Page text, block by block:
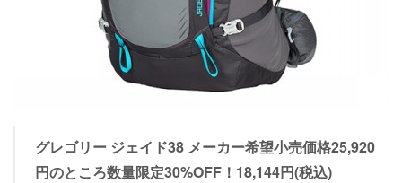
グレゴリー ジェイド38 メーカー希望小売価格25,920
円のところ数量限定30%OFF！18,144円(税込)